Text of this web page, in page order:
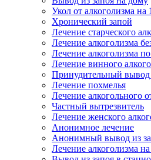
Укол от алкоголизма на
Хронический запой
Лечение старческого
Лечение алкоголизма
Лечение алкоголизма
Лечение винного
Принудительный вывод
Лечение похмелья
Лечение алкогольного
Частный вытрезвитель
Лечение женского
Анонимное лечение
Анонимный вывод из
Лечение алкоголизма